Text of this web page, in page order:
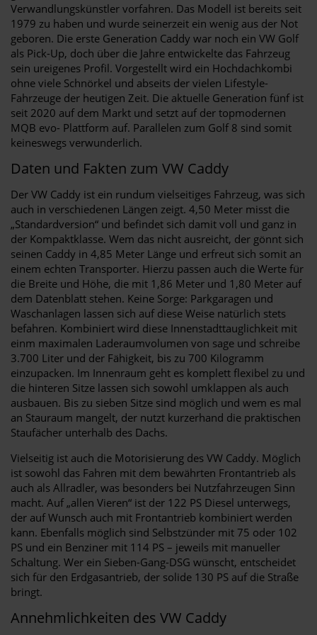
Verwandlungskünstler vorfahren. Das Modell ist bereits seit
1979 zu haben und wurde seinerzeit ein wenig aus der Not
geboren. Die erste Generation Caddy war noch ein VW Golf
als Pick-Up, doch über die Jahre entwickelte das Fahrzeug
sein ureigenes Profil. Vorgestellt wird ein Hochdachkombi
ohne viele Schnörkel und abseits der vielen Lifestyle-
Fahrzeuge der heutigen Zeit. Die aktuelle Generation fünf ist
seit 2020 auf dem Markt und setzt auf der topmodernen
MQB evo- Plattform auf. Parallelen zum Golf 8 sind somit
keineswegs verwunderlich.
Daten und Fakten zum VW Caddy
Der VW Caddy ist ein rundum vielseitiges Fahrzeug, was sich
auch in verschiedenen Längen zeigt. 4,50 Meter misst die
„Standardversion“ und befindet sich damit voll und ganz in
der Kompaktklasse. Wem das nicht ausreicht, der gönnt sich
seinen Caddy in 4,85 Meter Länge und erfreut sich somit an
einem echten Transporter. Hierzu passen auch die Werte für
die Breite und Höhe, die mit 1,86 Meter und 1,80 Meter auf
dem Datenblatt stehen. Keine Sorge: Parkgaragen und
Waschanlagen lassen sich auf diese Weise natürlich stets
befahren. Kombiniert wird diese Innenstadttauglichkeit mit
einm maximalen Laderaumvolumen von sage und schreibe
3.700 Liter und der Fähigkeit, bis zu 700 Kilogramm
einzupacken. Im Innenraum geht es komplett flexibel zu und
die hinteren Sitze lassen sich sowohl umklappen als auch
ausbauen. Bis zu sieben Sitze sind möglich und wem es mal
an Stauraum mangelt, der nutzt kurzerhand die praktischen
Staufächer unterhalb des Dachs.
Vielseitig ist auch die Motorisierung des VW Caddy. Möglich
ist sowohl das Fahren mit dem bewährten Frontantrieb als
auch als Allradler, was besonders bei Nutzfahrzeugen Sinn
macht. Auf „allen Vieren“ ist der 122 PS Diesel unterwegs,
der auf Wunsch auch mit Frontantrieb kombiniert werden
kann. Ebenfalls möglich sind Selbstzünder mit 75 oder 102
PS und ein Benziner mit 114 PS – jeweils mit manueller
Schaltung. Wer ein Sieben-Gang-DSG wünscht, entscheidet
sich für den Erdgasantrieb, der solide 130 PS auf die Straße
bringt.
Annehmlichkeiten des VW Caddy